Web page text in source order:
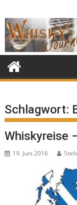
to
content
Schlagwort:
Whiskyreise
19. Juni 2016